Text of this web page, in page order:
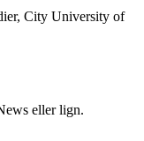
City University of
eller lign.